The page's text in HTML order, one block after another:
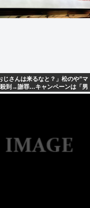
じさんは来るなと？」松のや”マ
殺到→謝罪…キャンペーンは「男